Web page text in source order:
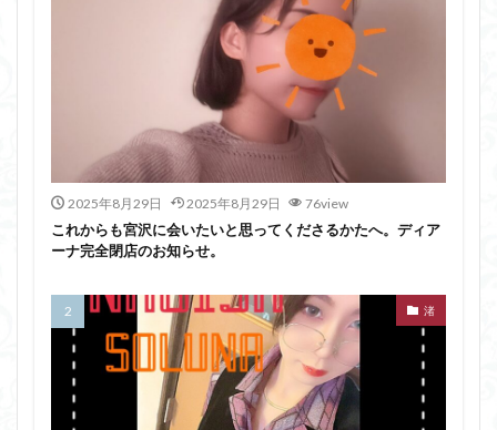
2025年8月29日 2025年8月29日 76view
これからも宮沢に会いたいと思ってくださるかたへ。ディア
ーナ完全閉店のお知らせ。
渚